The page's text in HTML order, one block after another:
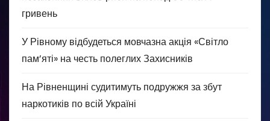
гривень
У Рівному відбудеться мовчазна акція «Світло
пам’яті» на честь полеглих Захисників
На Рівненщині судитимуть подружжя за збут
наркотиків по всій Україні